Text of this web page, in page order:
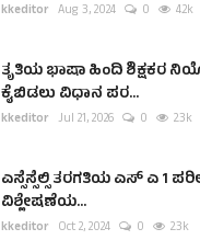
kkeditor Aug 3, 2024 0 4.2k
ತೃತಿಯ ಭಾಷಾ ಹಿಂದಿ ಶಿಕ್ಷಕರ
ಕೈಬಿಡಲು ವಿಧಾನ ಪರ...
kkeditor Jul 21, 2026 0 2.3k
ಎಸ್ಸೆಸ್ಸೆಲ್ಸಿ ತರಗತಿಯ ಎಸ್ ಎ 1
ವಿಶ್ಲೇಷಣೆಯ...
kkeditor Oct 2, 2024 0 2.3k